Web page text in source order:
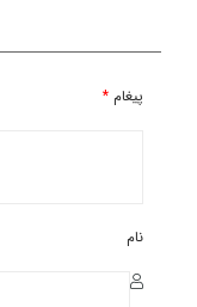
پیغام *
نام